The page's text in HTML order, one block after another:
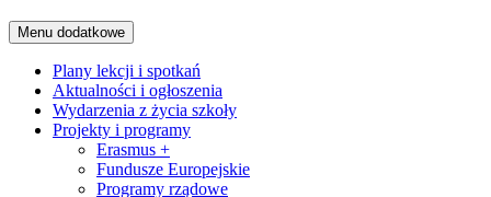
Menu dodatkowe
Plany lekcji i spotkań
Aktualności i ogłoszenia
Wydarzenia z życia szkoły
Projekty i programy
Erasmus +
Fundusze Europejskie
Programy rządowe